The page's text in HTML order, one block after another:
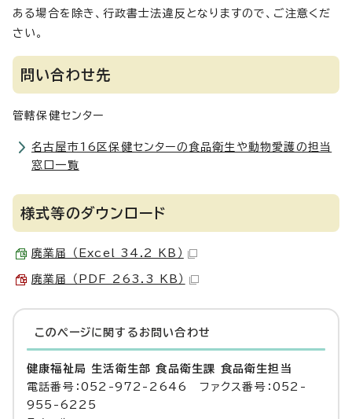
ある場合を除き、行政書士法違反となりますので、ご注意くだ
さい。
問い合わせ先
管轄保健センター
名古屋市16区保健センターの食品衛生や動物愛護の担当
窓口一覧
様式等のダウンロード
廃業届 （Excel 34.2 KB）
廃業届 （PDF 263.3 KB）
このページに関する お問い合わせ
健康福祉局 生活衛生部 食品衛生課 食品衛生担当
電話番号：052-972-2646 ファクス番号：052-
955-6225